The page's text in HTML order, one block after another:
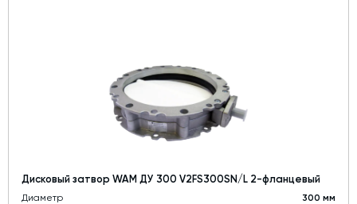
Дисковый затвор WAM ДУ 300 V2FS300SN/L 2-фланцевый
Диаметр 300 мм